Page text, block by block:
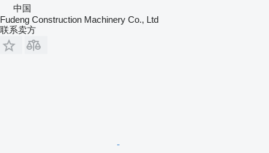
中国
Fudeng Construction Machinery Co., Ltd
联系卖方